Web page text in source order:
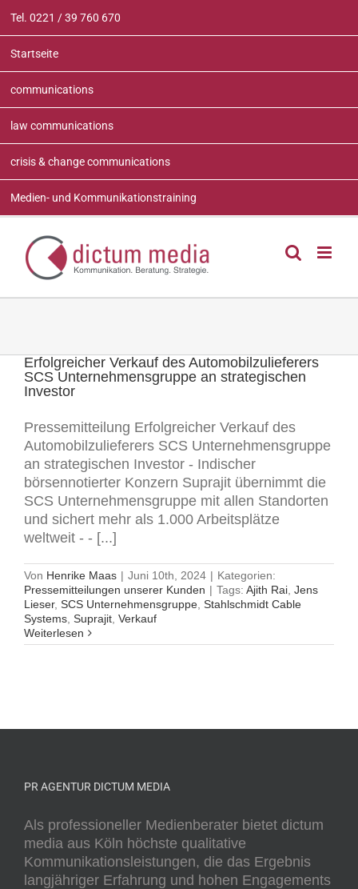
Inhalt
springen
Tel. 0221 / 39 760 670
Startseite
communications
law communications
crisis & change communications
Medien- und Kommunikationstraining
Erfolgreicher Verkauf des Automobilzulieferers
SCS Unternehmensgruppe an strategischen
Investor
Pressemitteilung Erfolgreicher Verkauf des
Automobilzulieferers SCS Unternehmensgruppe
an strategischen Investor - Indischer
börsennotierter Konzern Suprajit übernimmt die
SCS Unternehmensgruppe mit allen Standorten
und sichert mehr als 1.000 Arbeitsplätze
weltweit - - [...]
Von Henrike Maas | Juni 10th, 2024 | Kategorien:
Pressemitteilungen unserer Kunden | Tags: Ajith Rai Jens
Lieser, SCS Unternehmensgruppe Stahlschmidt Cable
Systems Suprajit Verkauf
Weiterlesen
PR AGENTUR DICTUM MEDIA
Als professioneller Medienberater bietet dictum
media aus Köln höchste qualitative
Kommunikationsleistungen, die das Ergebnis
langjähriger Erfahrung und hohen Engagements